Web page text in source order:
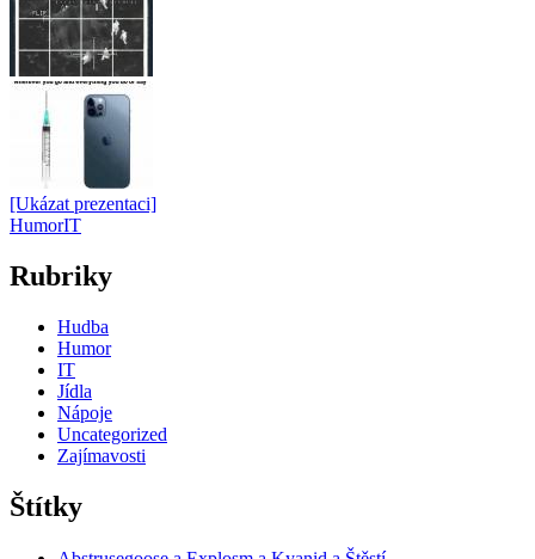
[Ukázat prezentaci]
HumorIT
Rubriky
Hudba
Humor
IT
Jídla
Nápoje
Uncategorized
Zajímavosti
Štítky